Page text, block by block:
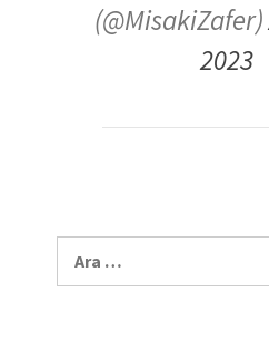
(@MisakiZafer)
2023